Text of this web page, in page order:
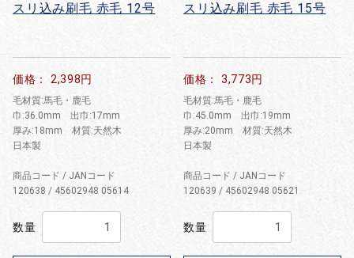
スリ込み刷毛 赤毛 12号
価格： 2,398円
毛材質:馬毛・鹿毛
巾:36.0mm 出巾:17mm
厚み:18mm 材質:天然木
日本製
商品コード / JANコード
120638 / 45602948 05614
数量
スリ込み刷毛 赤毛 15号
価格： 3,773円
毛材質:馬毛・鹿毛
巾:45.0mm 出巾:19mm
厚み:20mm 材質:天然木
日本製
商品コード / JANコード
120639 / 45602948 05621
数量